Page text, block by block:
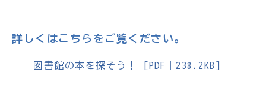
詳しくはこちらをご覧ください。
図書館の本を探そう！ [PDF｜238.2KB]